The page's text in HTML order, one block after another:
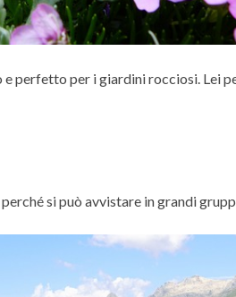
perfetto per i giardini rocciosi.
si può avvistare in grandi